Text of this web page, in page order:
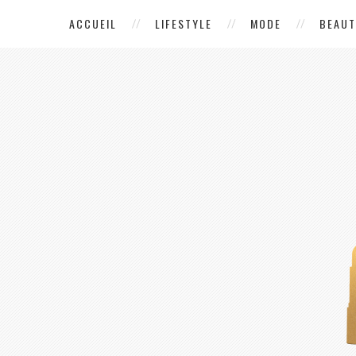
ACCUEIL LIFESTYLE MODE